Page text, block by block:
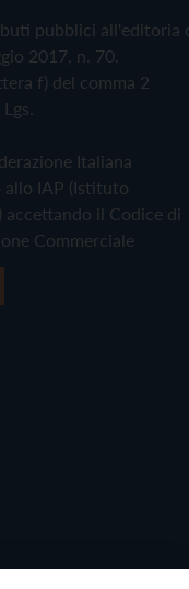
pubblici all'editoria
2017, n. 70.
f) del comma 2
Italiana
allo IAP (Istituto
il Codice di
Commerciale